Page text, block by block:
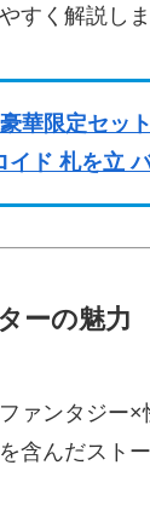
すく解説しま
華限定セッ
ド 札を立
ーの魅力
ァンタジー
含んだスト